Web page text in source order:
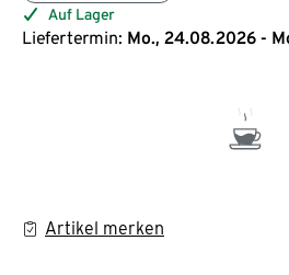
Auf Lager
Liefertermin: Mo., 24.08.2026 -
Artikel merken